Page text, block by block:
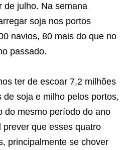
de julho. Na semana
soja nos portos
navios, 80 mais do que no
passado.
ter de escoar 7,2 milhões
de soja e milho pelos portos,
do mesmo período do ano
que esses quatro
principalmente se chover